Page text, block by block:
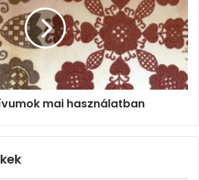
mai használatban